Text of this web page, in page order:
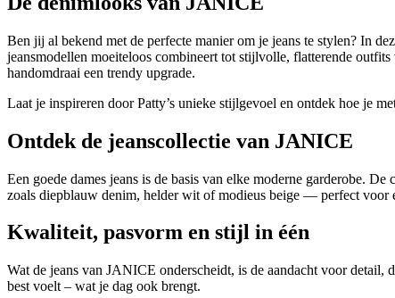
Ben jij al bekend met de perfecte manier om je jeans te stylen? In
jeansmodellen moeiteloos combineert tot stijlvolle, flatterende
handomdraai een trendy upgrade.
Laat je inspireren door Patty’s unieke stijlgevoel en ontdek hoe je
Ontdek de jeanscollectie van JANICE
Een goede dames jeans is de basis van elke moderne garderobe.
zoals diepblauw denim, helder wit of modieus beige — perfect voor
Kwaliteit, pasvorm en stijl in één
Wat de jeans van JANICE onderscheidt, is de aandacht voor
best voelt – wat je dag ook brengt.